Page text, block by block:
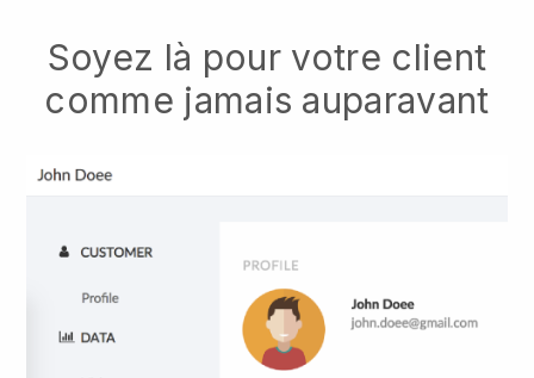
Soyez là pour votre client
comme jamais auparavant